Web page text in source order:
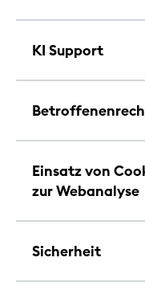
KI Support
Einsatz von
zur Webanalyse
Sicherheit